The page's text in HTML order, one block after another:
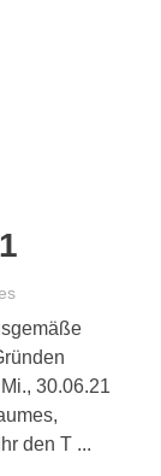
30.06.21
den T ...